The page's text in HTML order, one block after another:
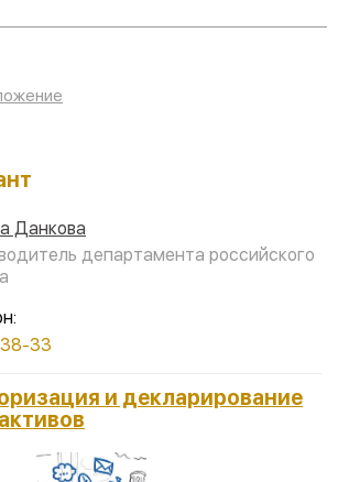
Данкова
департамента российского
33
и декларирование